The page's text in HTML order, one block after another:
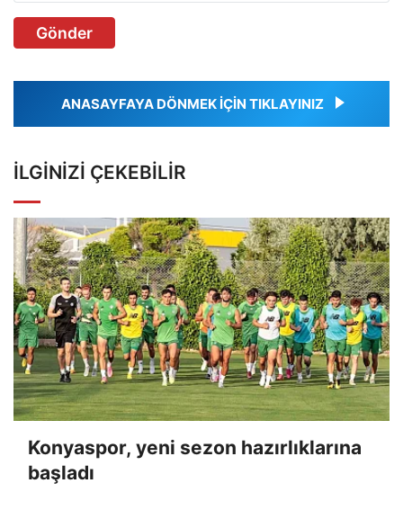
Gönder
ANASAYFAYA DÖNMEK İÇİN TIKLAYINIZ
İLGINIZI ÇEKEBILIR
Konyaspor, yeni sezon hazırlıklarına
başladı